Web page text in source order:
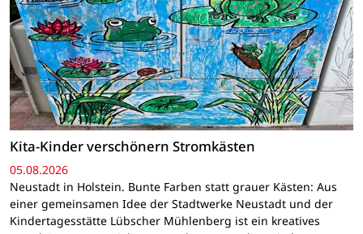
Kita-Kinder verschönern Stromkästen
05.08.2026
Neustadt in Holstein. Bunte Farben statt grauer Kästen: Aus
einer gemeinsamen Idee der Stadtwerke Neustadt und der
Kindertagesstätte Lübscher Mühlenberg ist ein kreatives